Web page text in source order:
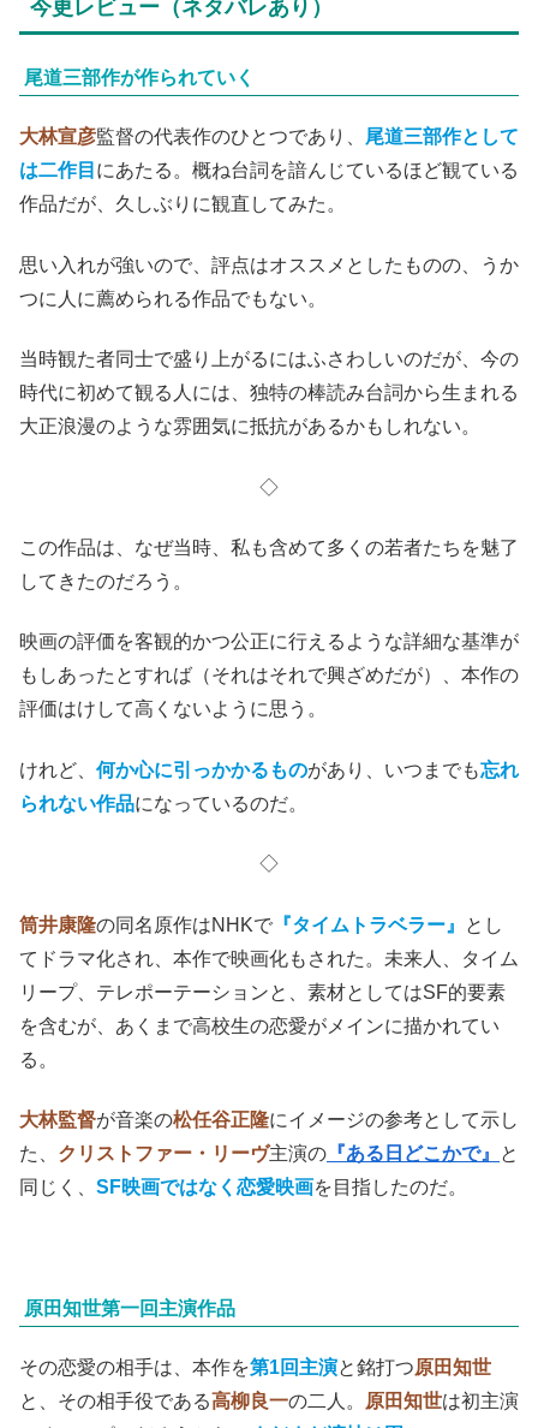
今更レビュー（ネタバレあり）
尾道三部作が作られていく
大林宣彦監督の代表作のひとつであり、 尾道三部作として
は二作目 にあたる。概ね台詞を諳んじているほど観ている
作品だが、久しぶりに観直してみた。
思い入れが強いので、評点はオススメとしたものの、うか
つに人に薦められる作品でもない。
当時観た者同士で盛り上がるにはふさわしいのだが、今の
時代に初めて観る人には、独特の棒読み台詞から生まれる
大正浪漫のような雰囲気に抵抗があるかもしれない。
◇
この作品は、なぜ当時、私も含めて多くの若者たちを魅了
してきたのだろう。
映画の評価を客観的かつ公正に行えるような詳細な基準が
もしあったとすれば（それはそれで興ざめだが）、本作の
評価はけして高くないように思う。
けれど、 何か心に引っかかるものがあり、いつまでも忘れ
られない作品になっているのだ。
◇
筒井康隆の同名原作はNHKで 『タイムトラベラー』
とし
てドラマ化され、本作で映画化もされた。未来人、タイム
リープ、テレポーテーションと、素材としてはSF的要素
を含むが、あくまで高校生の恋愛がメインに描かれてい
る。
大林監督が音楽の松任谷正隆にイメージの参考として示し
た、 クリストファー・リーヴ主演の 『ある日どこかで』
と
同じく、 SF映画ではなく恋愛映画を目指したのだ。
原田知世第一回主演作品
その恋愛の相手は、本作を第1回主演と銘打つ原田知世
と、その相手役である高柳良一の二人。 原田知世は初主演